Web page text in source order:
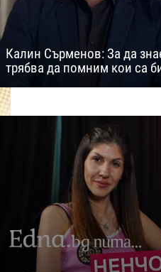
Калин Сърменов: За да
трябва да помним кои са